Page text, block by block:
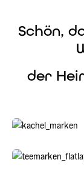
Schön,
der
zu den Tee Marken
zum Shop